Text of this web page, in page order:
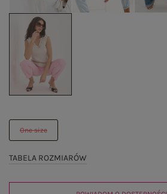
One size
TABELA ROZMIARÓW